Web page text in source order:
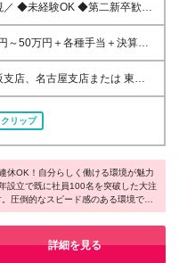
／ ◆未経験OK ◆第二新卒歓迎
若年層の長期キャリア形成
験も問いません ★社会人
せんが、 WebやIT業界に興味
～50万円＋各種手当＋決算賞
万円～
。 ※残業代は別途支給です。
店、名古屋支店または 東
・愛知・大阪・福岡をはじ
先の勤務となります。 ※23
心です。 ※ご希望を考慮して
※転居を伴う転勤はありませ
12階 【名古屋支店】
二丁目27番8号 名古屋プライ
リモ
！ (変更の範囲)上記
リップ
休OK！自分らしく働ける環境が魅力
設立で既に社員100名を突破した大注
圧倒的なスピード感のある環境で、
リアを描けます！若手からコアメン
チャンス◎ワークライフバランスと
を、ぜひ同社で叶えてみませんか？
詳細を見る